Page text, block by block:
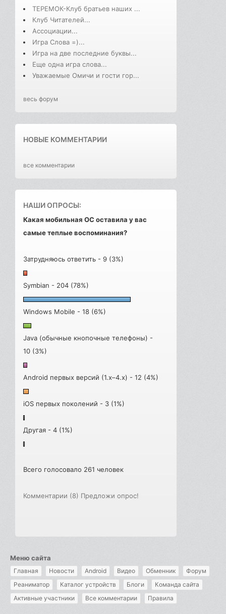
ТЕРЕМОК-Клуб братьев наших ...
Клуб Читателей...
Ассоциации...
Игра Слова =)...
Игра на две последние буквы...
Еще одна игра слова...
Уважаемые Омичи и гости гор...
весь форум
НОВЫЕ КОММЕНТАРИИ
все комментарии
НАШИ ОПРОСЫ:
Какая мобильная ОС оставила у вас
самые теплые воспоминания?
Затрудняюсь ответить - 9 (3%)
Symbian - 204 (78%)
Windows Mobile - 18 (6%)
Java (обычные кнопочные телефоны) -
10 (3%)
Android первых версий (1.x–4.x) - 12 (4%)
iOS первых поколений - 3 (1%)
Другая - 4 (1%)
Всего голосовало 261 человек
Комментарии (8) Предложи опрос!
Меню сайта
Главная Новости Android Видео Обменник
Форум
Реаниматор
Каталог устройств Блоги
Команда сайта
Активные участники
Все комментарии Правила